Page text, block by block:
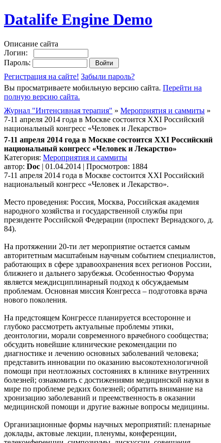
Datalife Engine Demo
Описание сайта
Логин:
Пароль:
Регистрация на сайте! Забыли пароль?
Вы просматриваете мобильную версию сайта. Перейти на
полную версию сайта.
Журнал "Интенсивная терапия" » Мероприятия и саммиты »
7-11 апреля 2014 года в Москве состоится XXI Российский
национальный конгресс «Человек и Лекарство»
7-11 апреля 2014 года в Москве состоится XXI Российский
национальный конгресс «Человек и Лекарство»
Категория: Мероприятия и саммиты
автор: Doc | 01.04.2014 | Просмотров: 1884
7-11 апреля 2014 года в Москве состоится XXI Российский
национальный конгресс «Человек и Лекарство».
Место проведения: Россия, Москва, Российская академия
народного хозяйства и государственной службы при
президенте Российской Федерации (проспект Вернадского, д.
84).
На протяжении 20-ти лет мероприятие остается самым
авторитетным масштабным научным событием специалистов,
работающих в сфере здравоохранения всех регионов России,
ближнего и дальнего зарубежья. Особенностью Форума
является междисциплинарный подход к обсуждаемым
проблемам. Основная миссия Конгресса – подготовка врача
нового поколения.
На предстоящем Конгрессе планируется всесторонне и
глубоко рассмотреть актуальные проблемы этики,
деонтологии, морали современного врачебного сообщества;
обсудить новейшие клинические рекомендации по
диагностике и лечению основных заболеваний человека;
представить инновации по оказанию высокотехнологичной
помощи при неотложных состояниях в клинике внутренних
болезней; ознакомить с достижениями медицинской науки в
мире по проблеме редких болезней; обратить внимание на
хронизацию заболеваний и преемственность в оказании
медицинской помощи и другие важные вопросы медицины.
Организационные формы научных мероприятий: пленарные
доклады, актовые лекции, пленумы, конференции,